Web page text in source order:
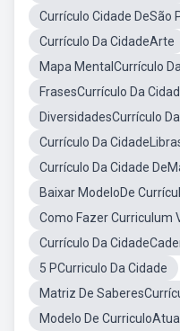
Currículo Cidade DeSão
Currículo Da CidadeArte
Mapa MentalCurrículo
FrasesCurrículo Da
DiversidadesCurrículo
Currículo Da
Currículo Da Cidade
Baixar ModeloDe
Como Fazer Curriculum
Currículo Da
5 PCurriculo Da Cidade
Matriz De
Modelo De CurriculoAtual